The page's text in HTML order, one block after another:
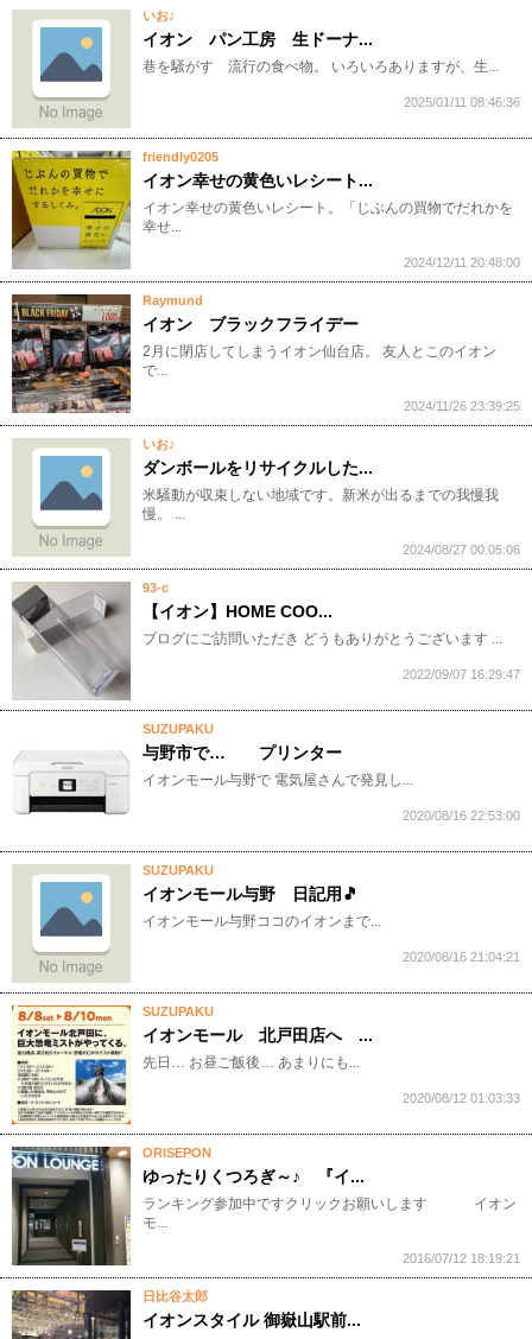
いお♪
イオン パン工房 生ドーナ...
巷を騒がす 流行の食べ物。 いろいろありますが、生...
2025/01/11 08:46:36
friendly0205
イオン幸せの黄色いレシート...
イオン幸せの黄色いレシート。「じぶんの買物でだれかを
幸せ...
2024/12/11 20:48:00
Raymund
イオン ブラックフライデー
2月に閉店してしまうイオン仙台店。 友人とこのイオン
で...
2024/11/26 23:39:25
いお♪
ダンボールをリサイクルした...
米騒動が収束しない地域です。新米が出るまでの我慢我
慢。 ...
2024/08/27 00:05:06
93-c
【イオン】HOME COO...
ブログにご訪問いただき どうもありがとうございます ...
2022/09/07 16:29:47
SUZUPAKU
与野市で… プリンター
イオンモール与野で 電気屋さんで発見し...
2020/08/16 22:53:00
SUZUPAKU
イオンモール与野 日記用🎵
​イオンモール与野​ ココのイオンまで...
2020/08/16 21:04:21
SUZUPAKU
イオンモール 北戸田店へ ...
先日… お昼ご飯後… あまりにも...
2020/08/12 01:03:33
ORISEPON
ゆったりくつろぎ～♪ 『イ...
ランキング参加中ですクリックお願いします イオン
モ...
2016/07/12 18:19:21
日比谷太郎
イオンスタイル 御嶽山駅前...